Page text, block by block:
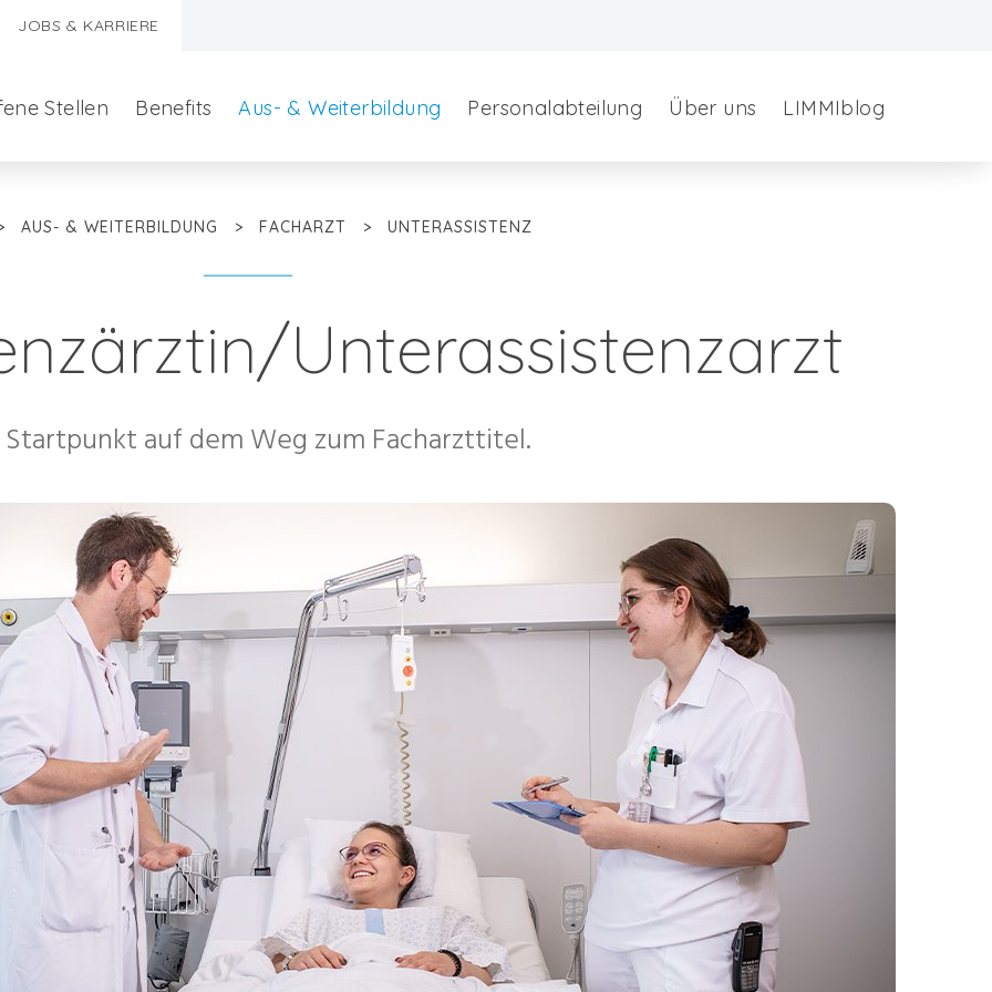
JOBS & KARRIERE
Stellen Benefits Aus- & Weiterbildung Personalabteilung Über uns LIMMIblog
AUS- & WEITERBILDUNG > FACHARZT > UNTERASSISTENZ
Unterassistenzarzt
auf dem Weg zum Facharzttitel.